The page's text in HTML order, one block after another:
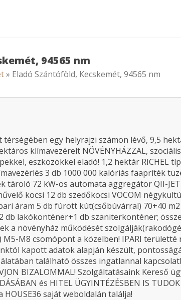
94565 nm
» Eladó Szántóföld, Kecskemét, 94565 nm
térségében egy helyrajzi számon lévő, 9,5
klímavezérelt NÖVÉNYHÁZZAL,
eszközökkel eladó! 1,2 hektár RICHEL
3 db 1000 000 kalóriás faapríték
tároló 72 kW-os automata aggregátor QII-
kocsi 12 db szedőkocsi VOCOM
áram 5 db fúrott kút(csőbúvárral) 70+40
db lakókonténer+1 db szaniterkonténer;
a növényház működését
M8 csomópont a közelben! IPARI területté
kapott adatok alapján készült,
található összes ingatlannal
BIZALOMMAL! Szolgáltatásaink Kereső
és HITEL ÜGYINTÉZÉSBEN IS
saját weboldalán találja!